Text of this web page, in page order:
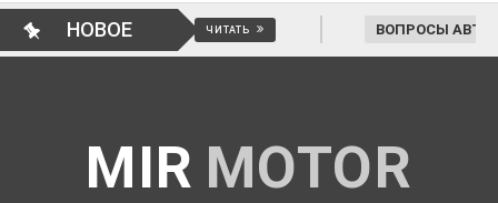
НОВОЕ
ЧИТАТЬ ВОПРОСЫ АВТОМОБИЛИСТОВ
MIR MOTOR